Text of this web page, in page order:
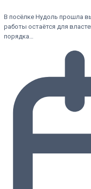
В посёлке Нудоль прошла
работы остаётся для
порядка…